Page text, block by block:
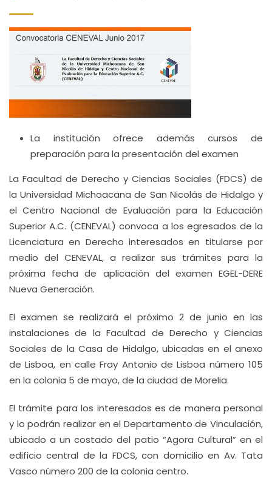
La institución ofrece además cursos de
preparación para la presentación del examen
La Facultad de Derecho y Ciencias Sociales (FDCS) de
la Universidad Michoacana de San Nicolás de Hidalgo y
el Centro Nacional de Evaluación para la Educación
Superior A.C. (CENEVAL) convoca a los egresados de la
Licenciatura en Derecho interesados en titularse por
medio del CENEVAL, a realizar sus trámites para la
próxima fecha de aplicación del examen EGEL-DERE
Nueva Generación.
El examen se realizará el próximo 2 de junio en las
instalaciones de la Facultad de Derecho y Ciencias
Sociales de la Casa de Hidalgo, ubicadas en el anexo
de Lisboa, en calle Fray Antonio de Lisboa número 105
en la colonia 5 de mayo, de la ciudad de Morelia.
El trámite para los interesados es de manera personal
y lo podrán realizar en el Departamento de Vinculación,
ubicado a un costado del patio “Agora Cultural” en el
edificio central de la FDCS, con domicilio en Av. Tata
Vasco número 200 de la colonia centro.